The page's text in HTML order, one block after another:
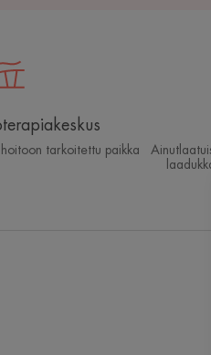
tarkoitettu paikka